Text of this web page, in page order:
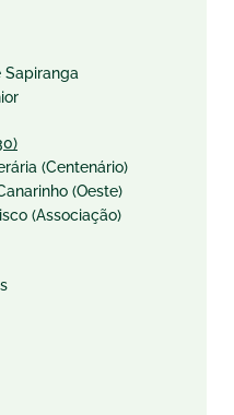
Sapiranga
(Centenário)
(Oeste)
(Associação)